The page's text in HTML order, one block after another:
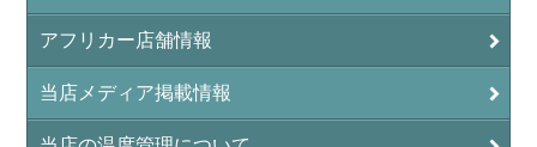
アフリカー店舗情報
当店メディア掲載情報